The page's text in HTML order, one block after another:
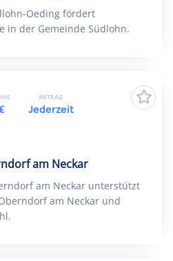
Oeding fördert
in der Gemeinde Südlohn.
am Neckar
am Neckar unterstützt
am Neckar und
ANTRAG
Jederzeit